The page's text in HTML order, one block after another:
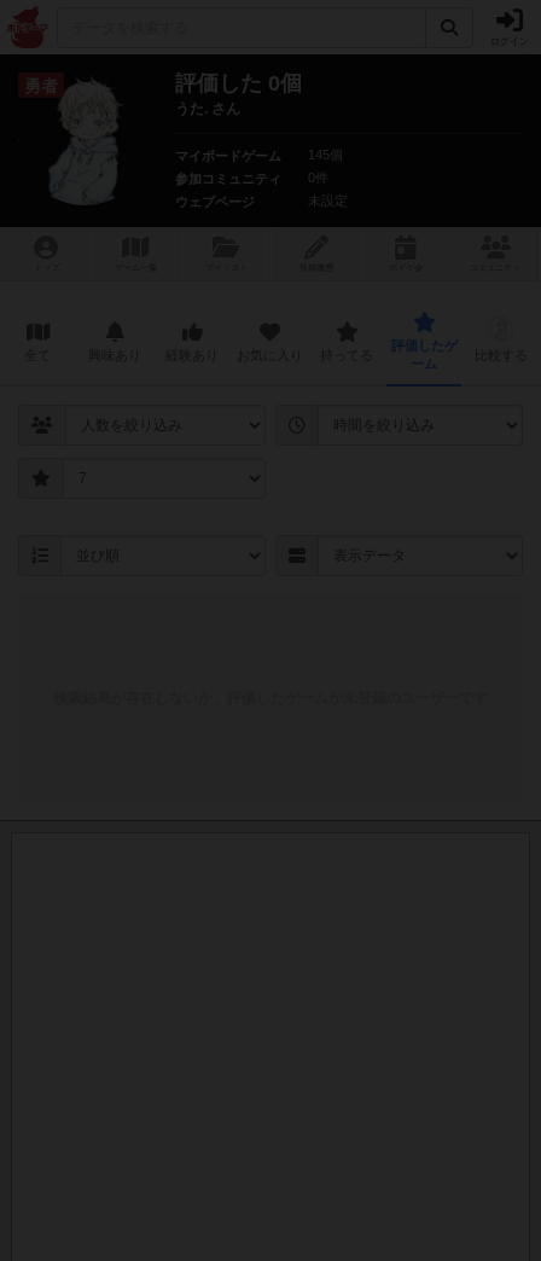
勇者 評価した 0個
うた. さん
マイボードゲーム
145個
参加コミュニティ
0件
ウェブページ
未設定
評価したゲ
ーム